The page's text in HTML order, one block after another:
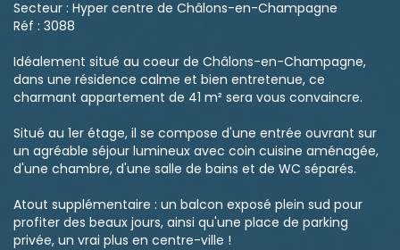
Secteur : Hyper centre de Châlons-en-Champagne
Réf : 3088
Idéalement situé au coeur de Châlons-en-Champagne,
dans une résidence calme et bien entretenue, ce
charmant appartement de 41 m² sera vous convaincre.
Situé au 1er étage, il se compose d'une entrée ouvrant sur
un agréable séjour lumineux avec coin cuisine aménagée,
d'une chambre, d'une salle de bains et de WC séparés.
Atout supplémentaire : un balcon exposé plein sud pour
profiter des beaux jours, ainsi qu'une place de parking
privée, un vrai plus en centre-ville !